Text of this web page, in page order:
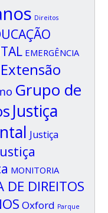
Direitos
EMERGÊNCIA
Extensão
Grupo de
Justiça
Justiça
MONITORIA
DE DIREITOS
Oxford Parque